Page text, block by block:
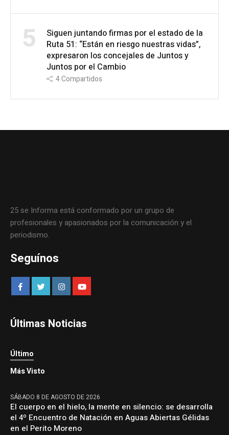
5
Siguen juntando firmas por el estado de la
Ruta 51: “Están en riesgo nuestras vidas”,
expresaron los concejales de Juntos y
Juntos por el Cambio
4Compartidos
25 se Informa está conformado por un grupo de
profesionales y apasionados por la comunicación y el
periodismo.
Seguínos
Últimas Noticias
Último
Más Visto
SÁBADO 8 DE AGOSTO DE 2026
El cuerpo en el hielo, la mente en silencio: se desarrolla
el 4º Encuentro de Natación en Aguas Abiertas Gélidas
en el Perito Moreno